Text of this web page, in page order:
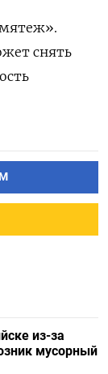
снять
из-за
мусорный